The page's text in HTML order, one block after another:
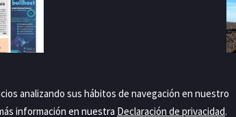
analizando sus hábitos de navegación en nuestro
información en nuestra Declaración de privacidad.